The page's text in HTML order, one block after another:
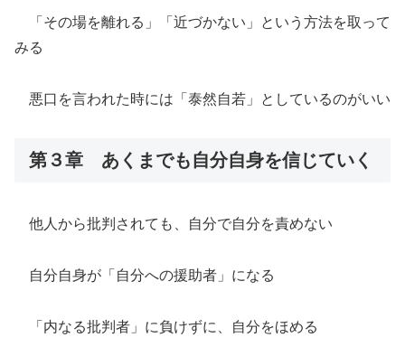
「その場を離れる」「近づかない」という方法を取って
みる
悪口を言われた時には「泰然自若」としているのがいい
第３章 あくまでも自分自身を信じていく
他人から批判されても、自分で自分を責めない
自分自身が「自分への援助者」になる
「内なる批判者」に負けずに、自分をほめる